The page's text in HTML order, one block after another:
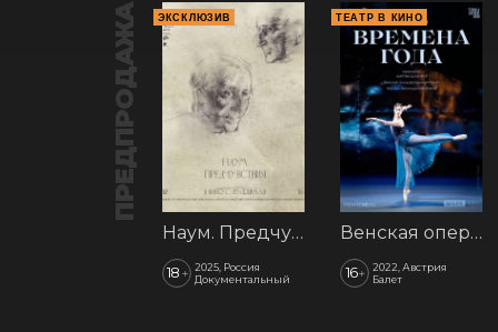
ПРЕДПРОДАЖА ЭКСКЛЮЗИВ
Наум. Предчувствия
18 + 2025, Россия
Документальный
ТЕАТР В КИНО
Венская опера: Времена года
16+
2022, Австрия
Балет